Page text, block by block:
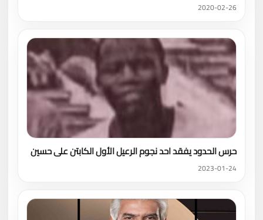
2020-02-26
حرس الحدود يفقد احد نجوم الرعيل الأول الكابتن على حسين
2023-01-24